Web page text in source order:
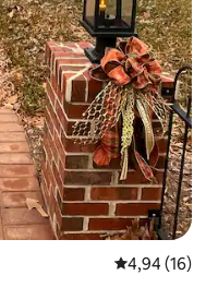
Évaluation
4,94 (16)